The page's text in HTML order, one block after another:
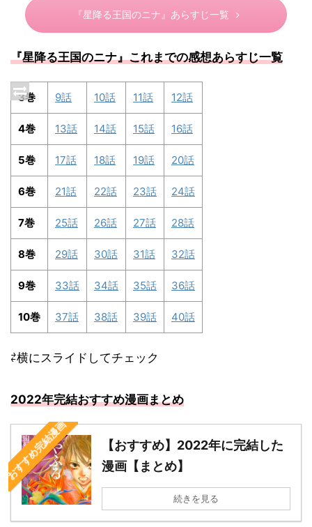
『星降る王国のニナ』あらすじ一覧
『星降る王国のニナ』これまでの感想あらすじ一覧
3巻 9話 10話 11話 12話
4巻 13話 14話 15話 16話
5巻 17話 18話 19話 20話
6巻 21話 22話 23話 24話
7巻 25話 26話 27話 28話
8巻 29話 30話 31話 32話
9巻 33話 34話 35話 36話
10巻 37話 38話 39話 40話
⇄横にスライドしてチェック
2022年完結おすすめ漫画まとめ
おすすめ完結漫画
【おすすめ】2022年に完結した
漫画【まとめ】
続きを見る